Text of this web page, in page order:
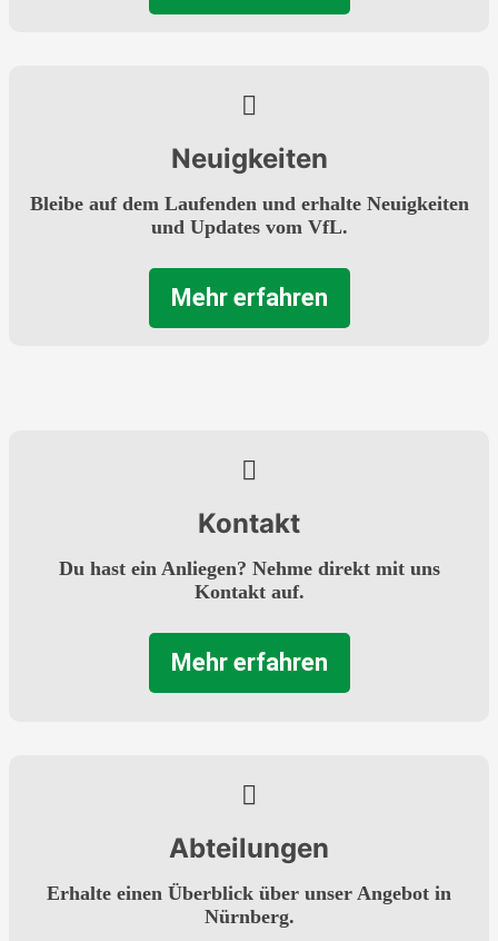
Neuigkeiten
Bleibe auf dem Laufenden und erhalte Neuigkeiten
und Updates vom VfL.
Mehr erfahren
Kontakt
Du hast ein Anliegen? Nehme direkt mit uns
Kontakt auf.
Mehr erfahren
Abteilungen
Erhalte einen Überblick über unser Angebot in
Nürnberg.